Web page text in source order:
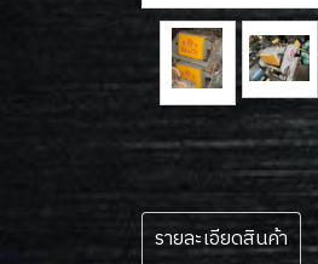
รายละเอียดสินค้า